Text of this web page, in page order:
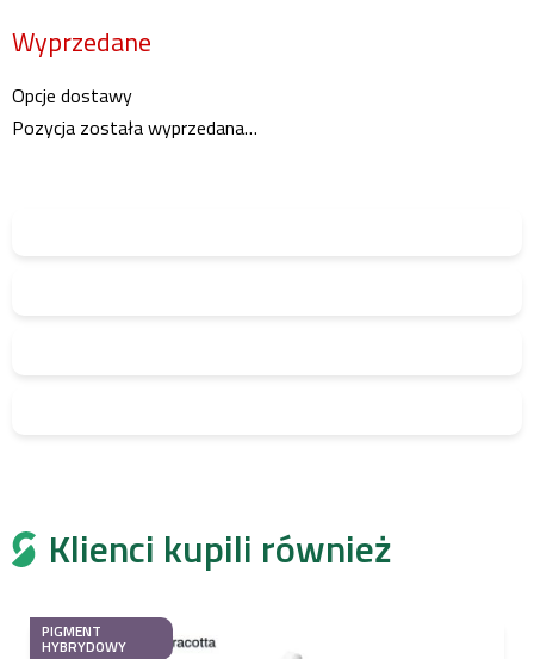
jednostkowa:
Wyprzedane
Opcje dostawy
Pozycja została wyprzedana…
Klienci kupili również
PIGMENT
HYBRYDOWY